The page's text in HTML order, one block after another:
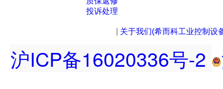
投诉处理
关于我们(希而科工业控制设
沪ICP备16020336号-2